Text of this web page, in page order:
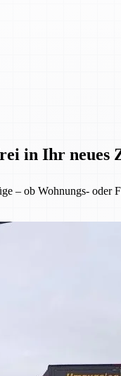
in Ihr neues
– ob Wohnungs-